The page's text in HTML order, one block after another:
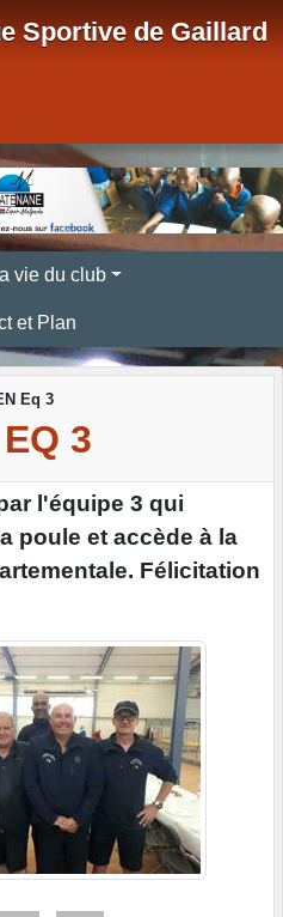
Sportive de Gaillard
vie du club
et Plan
Eq 3
3
l'équipe 3 qui
poule et accède à la
Félicitation